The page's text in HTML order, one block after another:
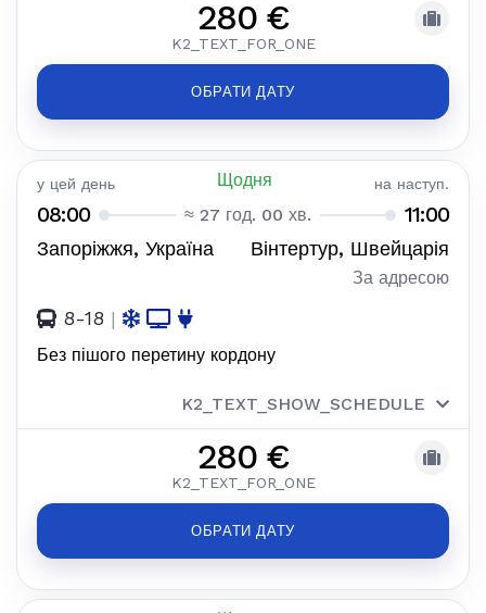
280 €
K2_TEXT_FOR_ONE
ОБРАТИ ДАТУ
у цей день Щодня на наступ.
08:00 ≈ 27 год. 00 хв. 11:00
Запоріжжя, Україна Вінтертур, Швейцарія
За адресою
8-18 |
Без пішого перетину кордону
K2_TEXT_SHOW_SCHEDULE
280 €
K2_TEXT_FOR_ONE
ОБРАТИ ДАТУ